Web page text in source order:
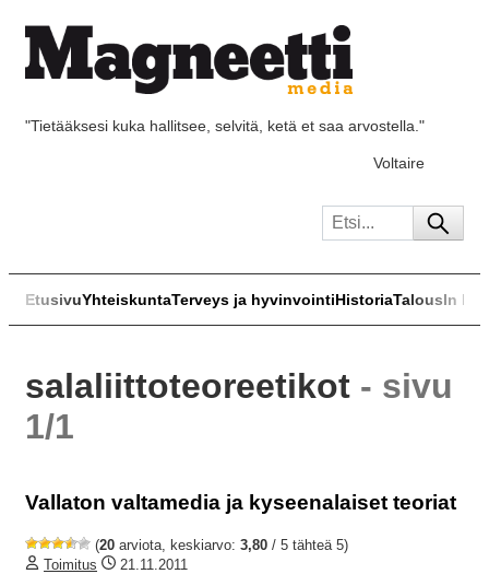
"Tietääksesi kuka hallitsee, selvitä, ketä et saa arvostella."
Voltaire
EtusivuYhteiskuntaTerveys ja hyvinvointiHistoriaTalousIn
salaliittoteoreetikot - sivu
1/1
Vallaton valtamedia ja kyseenalaiset teoriat
(20 arviota, keskiarvo: 3,80 / 5 tähteä 5)
Toimitus
21.11.2011